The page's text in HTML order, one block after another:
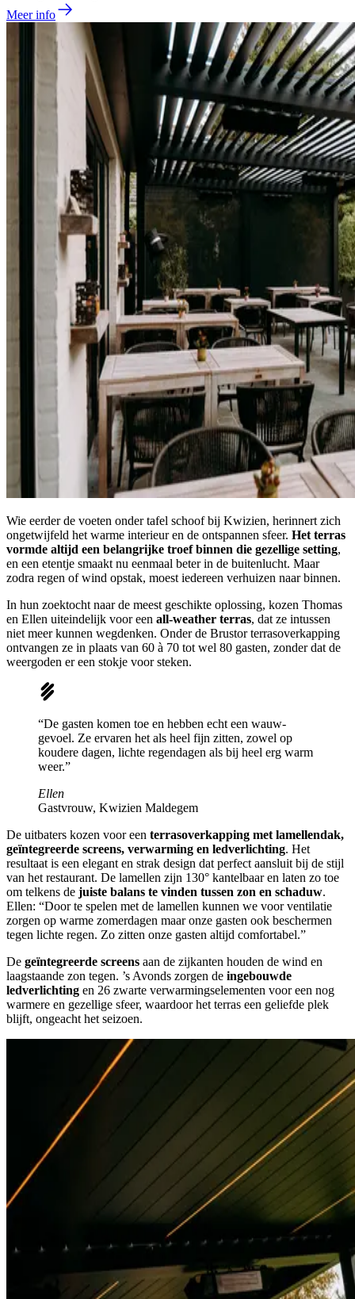
Meer info
Wie eerder de voeten onder tafel schoof bij Kwizien, herinnert zich
ongetwijfeld het warme interieur en de ontspannen sfeer. Het terras
vormde altijd een belangrijke troef binnen die gezellige setting,
en een etentje smaakt nu eenmaal beter in de buitenlucht. Maar
zodra regen of wind opstak, moest iedereen verhuizen naar binnen.
In hun zoektocht naar de meest geschikte oplossing, kozen Thomas
en Ellen uiteindelijk voor een all-weather terras, dat ze intussen
niet meer kunnen wegdenken. Onder de Brustor terrasoverkapping
ontvangen ze in plaats van 60 à 70 tot wel 80 gasten, zonder dat de
weergoden er een stokje voor steken.
“De gasten komen toe en hebben echt een wauw-
gevoel. Ze ervaren het als heel fijn zitten, zowel op
koudere dagen, lichte regendagen als bij heel erg warm
weer.”
Ellen
Gastvrouw, Kwizien Maldegem
De uitbaters kozen voor een terrasoverkapping met lamellendak,
geïntegreerde screens, verwarming en ledverlichting. Het
resultaat is een elegant en strak design dat perfect aansluit bij de stijl
van het restaurant. De lamellen zijn 130° kantelbaar en laten zo toe
om telkens de juiste balans te vinden tussen zon en schaduw.
Ellen: “Door te spelen met de lamellen kunnen we voor ventilatie
zorgen op warme zomerdagen maar onze gasten ook beschermen
tegen lichte regen. Zo zitten onze gasten altijd comfortabel.”
De geïntegreerde screens aan de zijkanten houden de wind en
laagstaande zon tegen. ’s Avonds zorgen de ingebouwde
ledverlichting en 26 zwarte verwarmingselementen voor een nog
warmere en gezellige sfeer, waardoor het terras een geliefde plek
blijft, ongeacht het seizoen.